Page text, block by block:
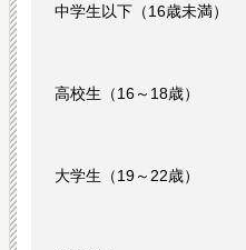
中学生以下（16歳未満）
高校生（16～18歳）
大学生（19～22歳）